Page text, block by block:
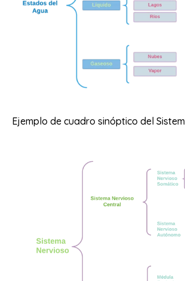
Ejemplo de cuadro sinóptico del